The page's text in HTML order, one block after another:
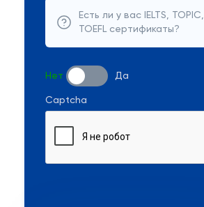
Есть ли у вас IELTS, TOPIC,
TOEFL сертификаты?
Нет Да
Captcha